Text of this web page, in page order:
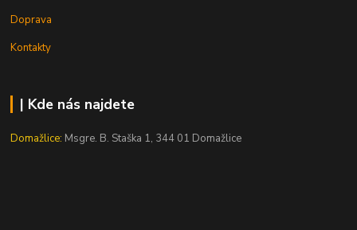
Doprava
Kontakty
| Kde nás najdete
Domažlice: Msgre. B. Staška 1, 344 01 Domažlice